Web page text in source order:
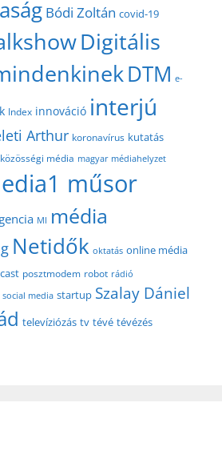
Bódi Zoltán covid-19
Digitális
DTM e-
Index innováció interjú
Arthur koronavírus kutatás
közösségi média magyar médiahelyzet
műsor
MI média
Netidők oktatás online média
posztmodem robot rádió
social media startup Szalay Dániel
televíziózás tv tévé tévézés